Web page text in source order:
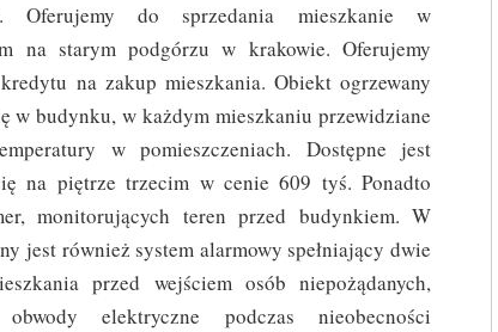
Oferujemy do sprzedania mieszkanie w
na starym podgórzu w krakowie. Oferujemy
na zakup mieszkania. Obiekt ogrzewany
w budynku, w każdym mieszkaniu przewidziane
w pomieszczeniach. Dostępne jest
na piętrze trzecim w cenie 609 tyś. Ponadto
monitorujących teren przed budynkiem. W
jest również system alarmowy spełniający dwie
przed wejściem osób niepożądanych,
elektryczne podczas nieobecności